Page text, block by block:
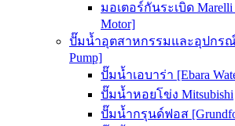
มอเตอร์กันระเบิด Marelli
Motor]
ปั๊มน้ำอุตสาหกรรมและอุปกรณ์
Pump]
ปั๊มน้ำเอบาร่า [Ebara
ปั๊มน้ำหอยโข่ง Mitsubishi
ปั๊มน้ำกรุนด์ฟอส